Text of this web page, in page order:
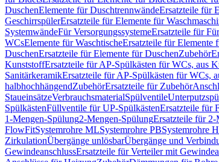
DuschenElemente für DuschtrennwändeErsatzteile für
GeschirrspülerErsatzteile für Elemente für
SystemwändeFür VersorgungssystemeErsatzteile für
WCsElemente für WaschtischeErsatzteile für Elemente
DuschenErsatzteile für Elemente für DuschenZubehör
KunststoffErsatzteile für AP-Spülkästen für WCs, aus
SanitärkeramikErsatzteile für AP-Spülkästen für WCs,
halbhochhängendZubehörErsatzteile für Zubehör
StaueinsätzeVerbrauchsmaterialSpülventile
SpülkästenFüllventile für UP-SpülkästenErsatzteile für
1-Mengen-Spülung2-Mengen-SpülungErsatzteile für
FlowFitSystemrohre MLSystemrohre PBSystemrohre
ZirkulationÜbergänge unlösbarÜbergänge und
GewindeanschlussErsatzteile für Verteiler mit